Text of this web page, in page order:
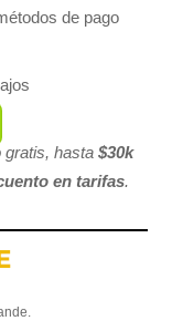
de pago
hasta $30k
en tarifas.